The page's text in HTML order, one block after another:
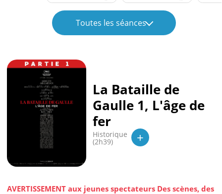
Toutes les séances
La Bataille de
Gaulle 1, L'âge de
fer
Historique
(2h39) +
AVERTISSEMENT aux jeunes spectateurs Des scènes, des